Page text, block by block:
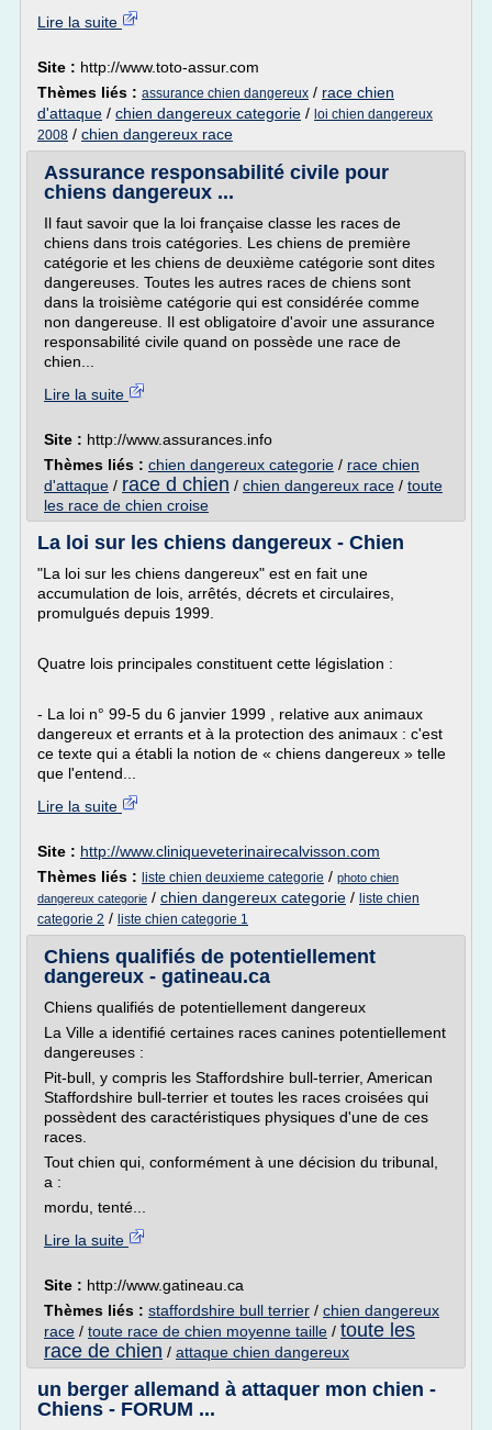
Lire la suite
Site : http://www.toto-assur.com
Thèmes liés : assurance chien dangereux / race chien
d'attaque / chien dangereux categorie / loi chien dangereux
2008 / chien dangereux race
Assurance responsabilité civile pour
chiens dangereux ...
Il faut savoir que la loi française classe les races de
chiens dans trois catégories. Les chiens de première
catégorie et les chiens de deuxième catégorie sont dites
dangereuses. Toutes les autres races de chiens sont
dans la troisième catégorie qui est considérée comme
non dangereuse. Il est obligatoire d'avoir une assurance
responsabilité civile quand on possède une race de
chien...
Lire la suite
Site : http://www.assurances.info
Thèmes liés : chien dangereux categorie / race chien
d'attaque / race d chien / chien dangereux race / toute
les race de chien croise
La loi sur les chiens dangereux - Chien
"La loi sur les chiens dangereux" est en fait une
accumulation de lois, arrêtés, décrets et circulaires,
promulgués depuis 1999.
Quatre lois principales constituent cette législation :
- La loi n° 99-5 du 6 janvier 1999 , relative aux animaux
dangereux et errants et à la protection des animaux : c'est
ce texte qui a établi la notion de « chiens dangereux » telle
que l'entend...
Lire la suite
Site : http://www.cliniqueveterinairecalvisson.com
Thèmes liés : liste chien deuxieme categorie / photo chien
dangereux categorie / chien dangereux categorie / liste chien
categorie 2 / liste chien categorie 1
Chiens qualifiés de potentiellement
dangereux - gatineau.ca
Chiens qualifiés de potentiellement dangereux
La Ville a identifié certaines races canines potentiellement
dangereuses :
Pit-bull, y compris les Staffordshire bull-terrier, American
Staffordshire bull-terrier et toutes les races croisées qui
possèdent des caractéristiques physiques d'une de ces
races.
Tout chien qui, conformément à une décision du tribunal,
a :
mordu, tenté...
Lire la suite
Site : http://www.gatineau.ca
Thèmes liés : staffordshire bull terrier / chien dangereux
race / toute race de chien moyenne taille / toute les
race de chien / attaque chien dangereux
un berger allemand à attaquer mon chien -
Chiens - FORUM ...